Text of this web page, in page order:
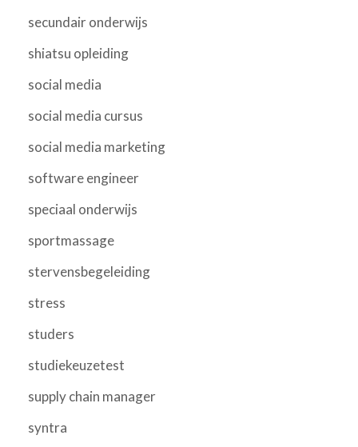
secundair onderwijs
shiatsu opleiding
social media
social media cursus
social media marketing
software engineer
speciaal onderwijs
sportmassage
stervensbegeleiding
stress
studers
studiekeuzetest
supply chain manager
syntra